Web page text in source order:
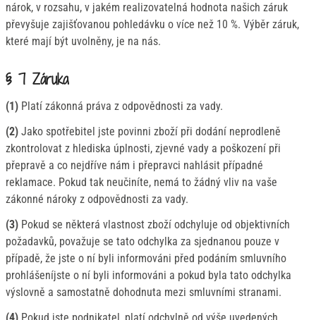
nárok, v rozsahu, v jakém realizovatelná hodnota našich záruk
převyšuje zajišťovanou pohledávku o více než 10 %. Výběr záruk,
které mají být uvolněny, je na nás.
§ 7 Záruka
(1) Platí zákonná práva z odpovědnosti za vady.
(2) Jako spotřebitel jste povinni zboží při dodání neprodleně
zkontrolovat z hlediska úplnosti, zjevné vady a poškození při
přepravě a co nejdříve nám i přepravci nahlásit případné
reklamace. Pokud tak neučiníte, nemá to žádný vliv na vaše
zákonné nároky z odpovědnosti za vady.
(3) Pokud se některá vlastnost zboží odchyluje od objektivních
požadavků, považuje se tato odchylka za sjednanou pouze v
případě, že jste o ní byli informováni před podáním smluvního
prohlášeníjste o ní byli informováni a pokud byla tato odchylka
výslovně a samostatně dohodnuta mezi smluvními stranami.